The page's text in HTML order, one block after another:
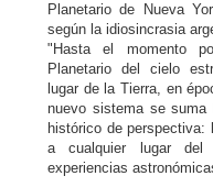
Planetario de Nueva
según la idiosincrasia
"Hasta el momento
Planetario del cielo
lugar de la Tierra, en
nuevo sistema se suma
histórico de
a cualquier lugar del
experiencias